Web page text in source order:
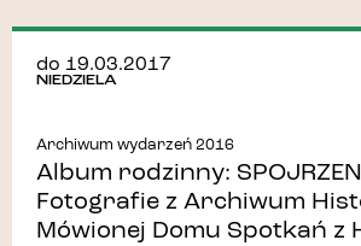
do 19.03.2017
NIEDZIELA
Archiwum wydarzeń 2016
Album rodzinny:
Fotografie z Archiwum
Mówionej Domu Spotkań z